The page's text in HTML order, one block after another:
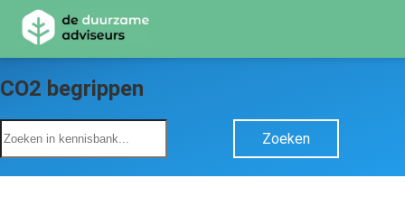
CO2 begrippen
Zoeken